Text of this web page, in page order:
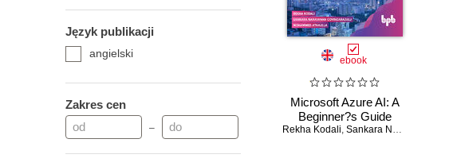
Język publikacji
angielski
Zakres cen
–
ebook
Microsoft Azure AI: A
Beginner?s Guide
Rekha Kodali, Sankara Narayanan Govindarajulu